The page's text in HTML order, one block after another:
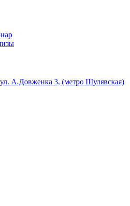
А.Довженка 3, (метро Шулявская)